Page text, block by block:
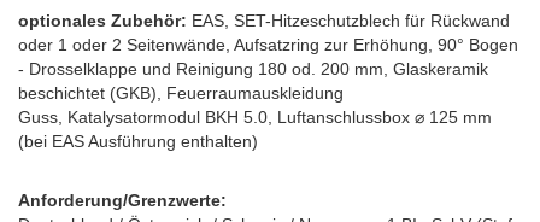
optionales Zubehör: EAS, SET-Hitzeschutzblech für Rückwand
oder 1 oder 2 Seitenwände, Aufsatzring zur Erhöhung, 90° Bogen
- Drosselklappe und Reinigung 180 od. 200 mm, Glaskeramik
beschichtet (GKB), Feuerraumauskleidung
Guss, Katalysatormodul BKH 5.0, Luftanschlussbox ⌀ 125 mm
(bei EAS Ausführung enthalten)
Anforderung/Grenzwerte: